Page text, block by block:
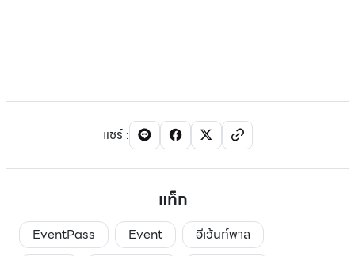
แชร์:
แท็ก
EventPass Event
อีเว้นท์พาส